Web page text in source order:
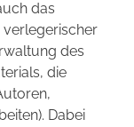
das
des
die
Dabei